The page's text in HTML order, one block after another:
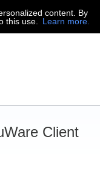
content. By
this use.
Learn more.
Client